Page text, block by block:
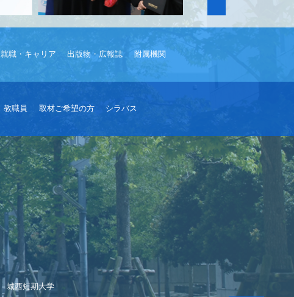
就職・キャリア 出版物・広報誌 附属機関
教職員 取材ご希望の方 シラバス
城西短期大学